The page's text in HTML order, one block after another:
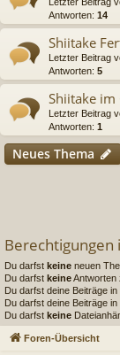
Antworten: 14
Shiitake
Letzter Beitrag
Antworten: 5
Shiitake im
Letzter Beitrag
Antworten: 1
Neues Thema
Berechtigungen
Du darfst keine neuen
Du darfst keineAntworten
Du darfst deine Beiträge
Du darfst deine Beiträge
Du darfst keine
Foren-Übersicht